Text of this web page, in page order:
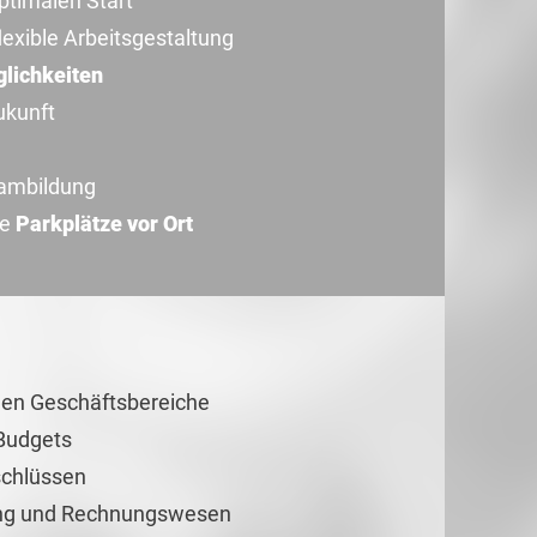
Arbeitsgestaltung
Parkplätze vor Ort
Geschäftsbereiche
und Rechnungswesen